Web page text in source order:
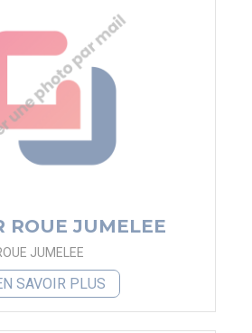
ROUE JUMELEE
ROUE JUMELEE
SAVOIR PLUS